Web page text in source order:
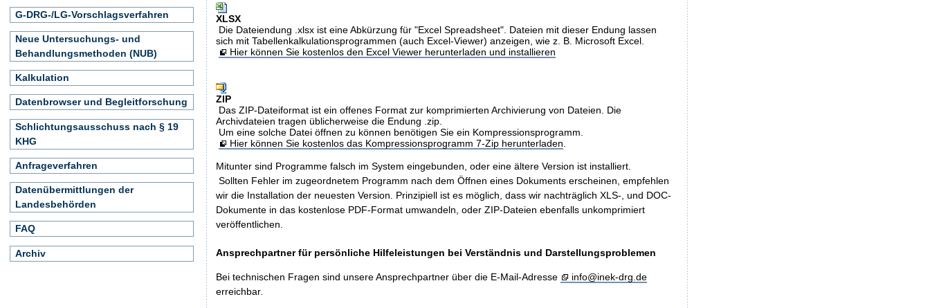
XLSX
Die Dateiendung .xlsx ist eine Abkürzung für "Excel Spreadsheet". Dateien mit dieser Endung lassen
sich mit Tabellenkalkulationsprogrammen (auch Excel-Viewer) anzeigen, wie z. B. Microsoft Excel.
Hier können Sie kostenlos den Excel Viewer herunterladen und installieren
ZIP
Das ZIP-Dateiformat ist ein offenes Format zur komprimierten Archivierung von Dateien. Die
Archivdateien tragen üblicherweise die Endung .zip.
Um eine solche Datei öffnen zu können benötigen Sie ein Kompressionsprogramm.
Hier können Sie kostenlos das Kompressionsprogramm 7-Zip herunterladen
Mitunter sind Programme falsch im System eingebunden, oder eine ältere Version ist installiert.
Sollten Fehler im zugeordnetem Programm nach dem Öffnen eines Dokuments erscheinen, empfehlen
wir die Installation der neuesten Version. Prinzipiell ist es möglich, dass wir nachträglich XLS-, und DOC-
Dokumente in das kostenlose PDF-Format umwandeln, oder ZIP-Dateien ebenfalls unkomprimiert
veröffentlichen.
Ansprechpartner für persönliche Hilfeleistungen bei Verständnis und Darstellungsproblemen
Bei technischen Fragen sind unsere Ansprechpartner über die E-Mail-Adresse
info@inek-drg.de
erreichbar.
G-DRG-/LG-Vorschlagsverfahren
Neue Untersuchungs- und
Behandlungsmethoden (NUB)
Kalkulation
Datenbrowser und Begleitforschung
Schlichtungsausschuss nach § 19
KHG
Anfrageverfahren
Datenübermittlungen der
Landesbehörden
FAQ
Archiv